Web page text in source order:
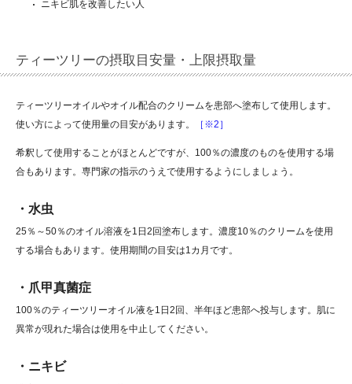
ニキビ肌を改善したい人
ティーツリーの摂取目安量・上限摂取量
ティーツリーオイルやオイル配合のクリームを患部へ塗布して使用します。
使い方によって使用量の目安があります。
［※2］
希釈して使用することがほとんどですが、100％の濃度のものを使用する場
合もあります。専門家の指示のうえで使用するようにしましょう。
・水虫
25％～50％のオイル溶液を1日2回塗布します。濃度10％のクリームを使用
する場合もあります。使用期間の目安は1カ月です。
・爪甲真菌症
100％のティーツリーオイル液を1日2回、半年ほど患部へ投与します。肌に
異常が現れた場合は使用を中止してください。
・ニキビ